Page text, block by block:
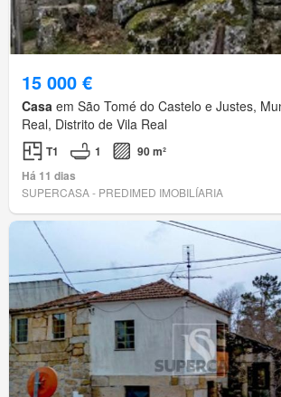
15 000 €
Casa em São Tomé do Castelo e Justes,
Real, Distrito de Vila Real
T1 1
90 m²
Há 11 dias
SUPERCASA - PREDIMED IMOBILÍARIA